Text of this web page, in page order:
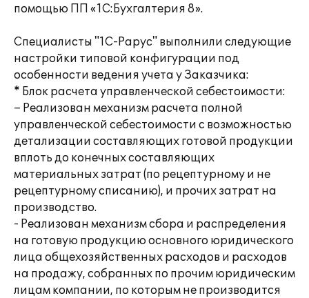
помощью ПП «1С:Бухгалтерия 8».
Специалисты "1С-Рарус" выполнили следующие
настройки типовой конфигурации под
особенности ведения учета у Заказчика:
* Блок расчета управленческой себестоимости:
– Реализован механизм расчета полной
управленческой себестоимости с возможностью
детализации составляющих готовой продукции
вплоть до конечных составляющих
материальных затрат (по рецептурному и не
рецептурному списанию), и прочих затрат на
производство.
- Реализован механизм сбора и распределения
на готовую продукцию основного юридического
лица общехозяйственных расходов и расходов
на продажу, собранных по прочим юридическим
лицам компании, по которым не производится